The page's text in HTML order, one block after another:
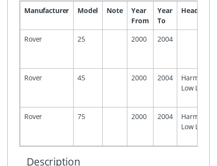
Manufacturer Model Note
Year
From
Year
To
Headunit
Rover 25 2000 2004
Rover 45 2000 2004
Harmony
Low Line
Rover 75 2000 2004
Harmony
Low Line
Description